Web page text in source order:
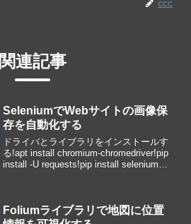
ccc
関連記事
SeleniumでWebサイトの画像保
存を自動化する
ドライバとライブラリをインストールす
る!apt install chromium-chromedriver!pip
install -U requests!pip install seleniumラ
Foliumライブラリで地図に位置